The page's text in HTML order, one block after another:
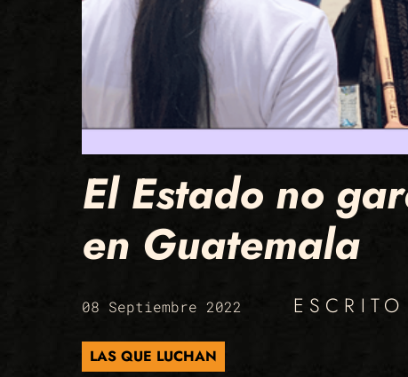
El Estado no
en Guatemala
08 Septiembre 2022
LAS QUE LUCHAN